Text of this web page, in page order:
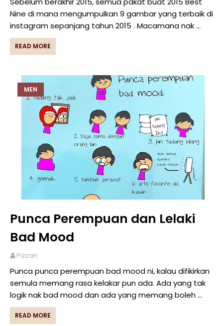
Nine di mana mengumpulkan 9 gambar yang terbaik di
instagram sepanjang tahun 2015 . Macamana nak …
READ MORE
MEN
Punca Perempuan dan Lelaki
Bad Mood
Pizzah
Punca punca perempuan bad mood ni, kalau difikirkan
semula memang rasa kelakar pun ada. Ada yang tak
logik nak bad mood dan ada yang memang boleh …
READ MORE